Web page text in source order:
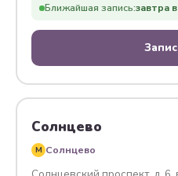
Ближайшая запись:завтра
Солнцево
M Солнцево